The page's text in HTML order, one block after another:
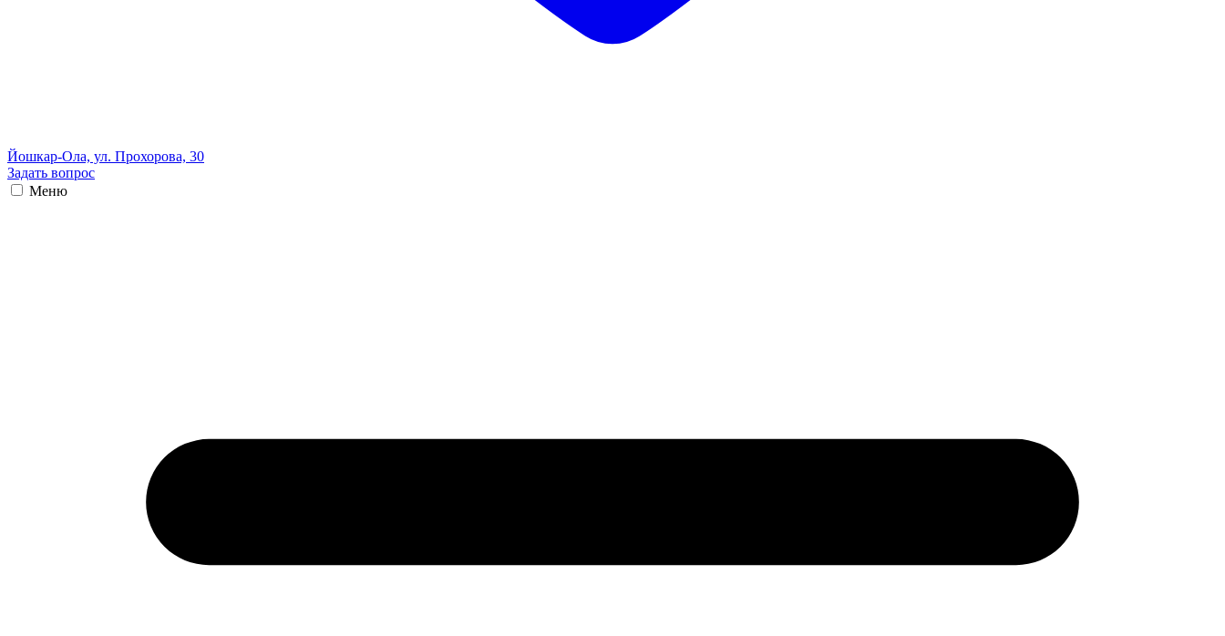
Йошкар-Ола, ул. Прохорова, 30
Задать вопрос
Меню